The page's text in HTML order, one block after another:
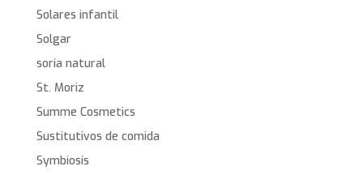
Solares infantil
Solgar
soria natural
St. Moriz
Summe Cosmetics
Sustitutivos de comida
Symbiosis